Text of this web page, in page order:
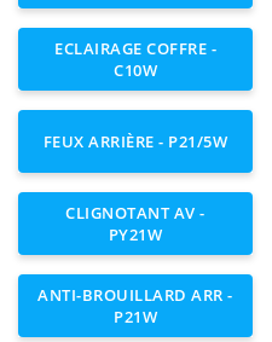
ECLAIRAGE COFFRE -
C10W
FEUX ARRIÈRE - P21/5W
CLIGNOTANT AV -
PY21W
ANTI-BROUILLARD ARR -
P21W